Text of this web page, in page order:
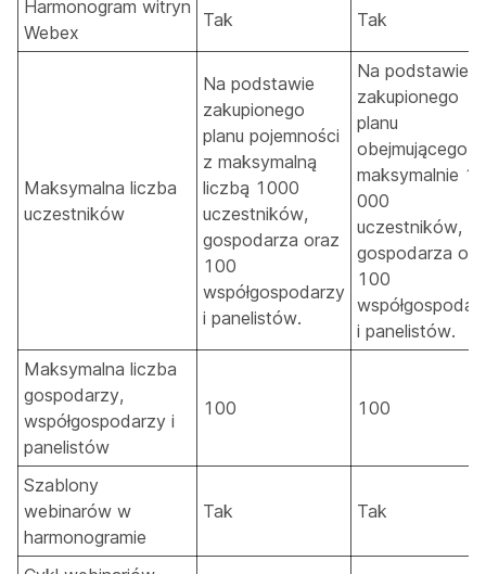
Harmonogram witryn
Webex
Tak Tak
Maksymalna liczba
uczestników
Na podstawie
zakupionego
planu pojemności
z maksymalną
liczbą 1000
uczestników,
gospodarza oraz
100
współgospodarzy
i panelistów.
Na podstawie
zakupionego
planu
obejmującego
maksymalnie
000
uczestników,
gospodarza
100
i panelistów.
Maksymalna liczba
gospodarzy,
współgospodarzy i
panelistów
100 100
Szablony
webinarów w
harmonogramie
Tak Tak